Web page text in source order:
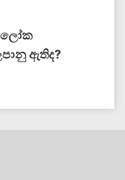
ලෝක
ඇතිද​?